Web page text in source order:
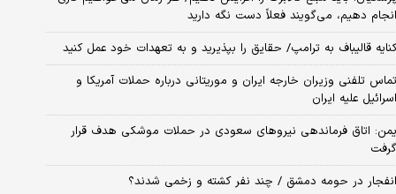
انجام دهیم، می‌گویند فعلاً دست نگه دارید
کنایه قالیباف به ترامپ/ حقایق را بپذیرید و به تعهدات خود عمل کنید
تماس تلفنی وزیران خارجه ایران و موریتانی درباره حملات آمریکا و
اسرائیل علیه ایران
یمن: اتاق فرماندهی نیروهای سعودی در حملات موشکی هدف قرار
گرفت
انفجار در حومه دمشق / چند نفر کشته و زخمی شدند؟